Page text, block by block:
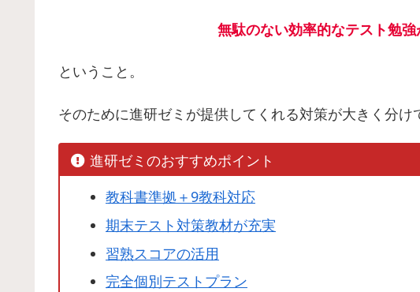
無駄のない効率的なテスト勉
ということ。
そのために進研ゼミが提供してくれる対策が大きく分け
進研ゼミのおすすめポイント
教科書準拠＋9教科対応
期末テスト対策教材が充実
習熟スコアの活用
完全個別テストプラン